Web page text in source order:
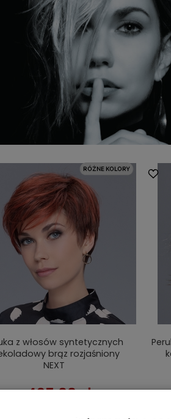
z włosów syntetycznych
brąz rozjaśniony
NEXT
425,00 zł